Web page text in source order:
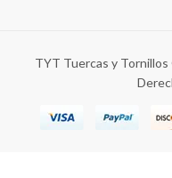
TYT Tuercas y